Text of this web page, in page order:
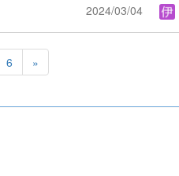
2024/03/04
6 »